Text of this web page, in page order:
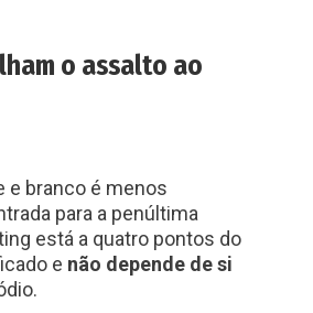
o assalto ao
e branco é menos
para a penúltima
está a quatro pontos do
e não depende de si